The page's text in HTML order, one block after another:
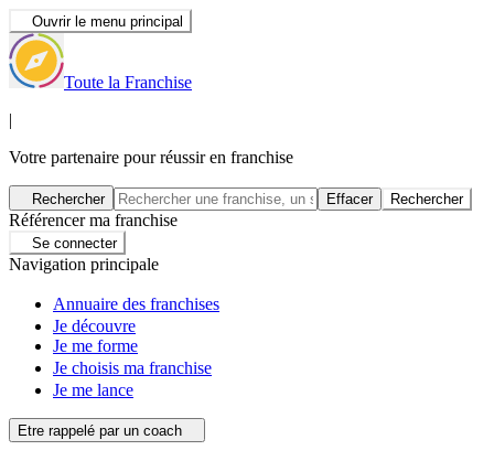
Ouvrir le menu principal
Toute la Franchise
|
Votre partenaire pour réussir en franchise
Rechercher Effacer Rechercher
Référencer ma franchise
Se connecter
Navigation principale
Annuaire des franchises
Je découvre
Je me forme
Je choisis ma franchise
Je me lance
Etre rappelé par un coach